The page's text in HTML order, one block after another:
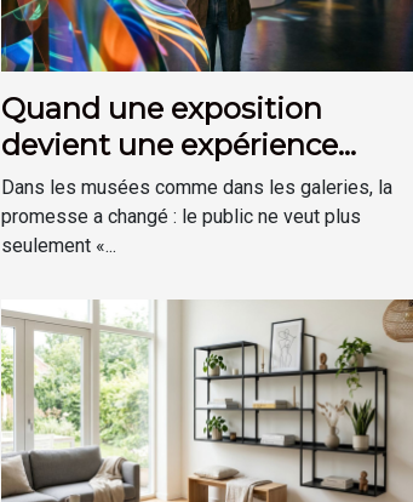
Quand une exposition
devient une expérience
plutôt qu’une visite
Dans les musées comme dans les galeries, la
promesse a changé : le public ne veut plus
seulement «...